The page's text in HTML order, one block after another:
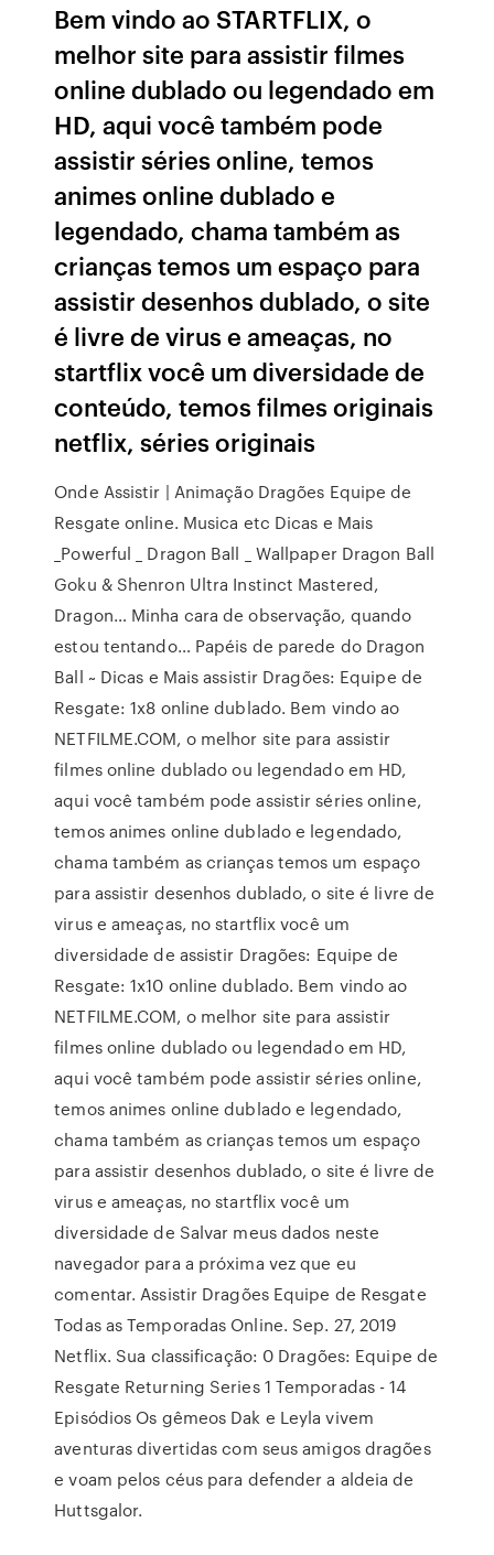
Bem vindo ao STARTFLIX, o
melhor site para assistir filmes
online dublado ou legendado em
HD, aqui você também pode
assistir séries online, temos
animes online dublado e
legendado, chama também as
crianças temos um espaço para
assistir desenhos dublado, o site
é livre de virus e ameaças, no
startflix você um diversidade de
conteúdo, temos filmes originais
netflix, séries originais
Onde Assistir | Animação Dragões Equipe de
Resgate online. Musica etc Dicas e Mais
_Powerful _ Dragon Ball _ Wallpaper Dragon Ball
Goku & Shenron Ultra Instinct Mastered,
Dragon… Minha cara de observação, quando
estou tentando… Papéis de parede do Dragon
Ball ~ Dicas e Mais assistir Dragões: Equipe de
Resgate: 1x8 online dublado. Bem vindo ao
NETFILME.COM, o melhor site para assistir
filmes online dublado ou legendado em HD,
aqui você também pode assistir séries online,
temos animes online dublado e legendado,
chama também as crianças temos um espaço
para assistir desenhos dublado, o site é livre de
virus e ameaças, no startflix você um
diversidade de assistir Dragões: Equipe de
Resgate: 1x10 online dublado. Bem vindo ao
NETFILME.COM, o melhor site para assistir
filmes online dublado ou legendado em HD,
aqui você também pode assistir séries online,
temos animes online dublado e legendado,
chama também as crianças temos um espaço
para assistir desenhos dublado, o site é livre de
virus e ameaças, no startflix você um
diversidade de Salvar meus dados neste
navegador para a próxima vez que eu
comentar. Assistir Dragões Equipe de Resgate
Todas as Temporadas Online. Sep. 27, 2019
Netflix. Sua classificação: 0 Dragões: Equipe de
Resgate Returning Series 1 Temporadas - 14
Episódios Os gêmeos Dak e Leyla vivem
aventuras divertidas com seus amigos dragões
e voam pelos céus para defender a aldeia de
Huttsgalor.